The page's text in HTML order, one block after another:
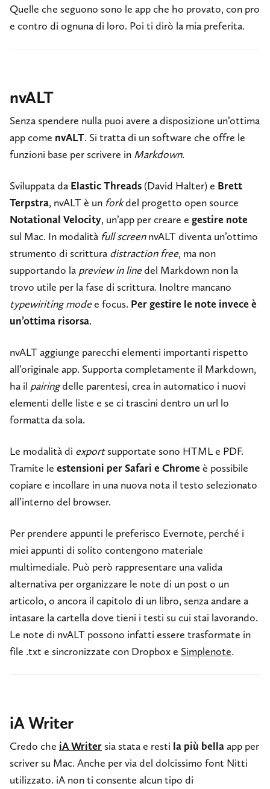
Quelle che seguono sono le app che ho provato, con pro
e contro di ognuna di loro. Poi ti dirò la mia preferita.
nvALT
Senza spendere nulla puoi avere a disposizione un’ottima
app come nvALT. Si tratta di un software che offre le
funzioni base per scrivere in Markdown.
Sviluppata da Elastic Threads (David Halter) e Brett
Terpstra, nvALT è un forkdel progetto open source
Notational Velocity, un’app per creare e gestire note
sul Mac. In modalità full screennvALT diventa un’ottimo
strumento di scrittura distraction free, ma non
supportando la preview in linedel Markdown non la
trovo utile per la fase di scrittura. Inoltre mancano
typewiriting modee focus. Per gestire le note invece è
un’ottima risorsa.
nvALT aggiunge parecchi elementi importanti rispetto
all’originale app. Supporta completamente il Markdown,
ha il pairingdelle parentesi, crea in automatico i nuovi
elementi delle liste e se ci trascini dentro un url lo
formatta da sola.
Le modalità di exportsupportate sono HTML e PDF.
Tramite le estensioni per Safari e Chromeè possibile
copiare e incollare in una nuova nota il testo selezionato
all’interno del browser.
Per prendere appunti le preferisco Evernote, perché i
miei appunti di solito contengono materiale
multimediale. Può però rappresentare una valida
alternativa per organizzare le note di un post o un
articolo, o ancora il capitolo di un libro, senza andare a
intasare la cartella dove tieni i testi su cui stai lavorando.
Le note di nvALT possono infatti essere trasformate in
file .txt e sincronizzate con Dropbox e Simplenote.
iA Writer
Credo che iA Writer sia stata e resti la più bellaapp per
scriver su Mac. Anche per via del dolcissimo font Nitti
utilizzato. iA non ti consente alcun tipo di